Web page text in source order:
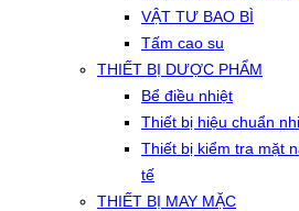
VẬT TƯ BAO BÌ
Tấm cao su
THIẾT BỊ DƯỢC PHẨM
Bể điều nhiệt
Thiết bị hiệu chuẩn
Thiết bị kiểm tra mặt
tế
THIẾT BỊ MAY MẶC